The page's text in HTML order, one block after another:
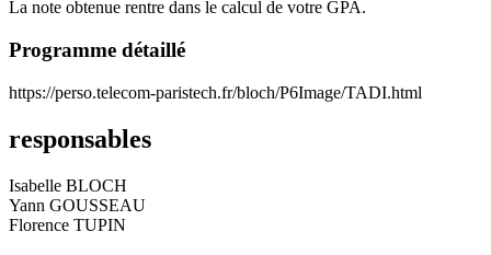
La note obtenue rentre dans le calcul de votre GPA.
Programme détaillé
https://perso.telecom-paristech.fr/bloch/P6Image/TADI.html
responsables
Isabelle BLOCH
Yann GOUSSEAU
Florence TUPIN